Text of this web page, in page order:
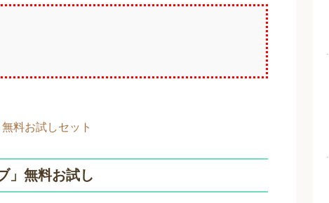
料お試しセット
」無料お試し